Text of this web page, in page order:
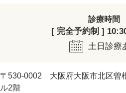
診療時間
[ 完全予約制 ]
土日診療
〒530-0002 大阪府大阪市北区曽
ル2階